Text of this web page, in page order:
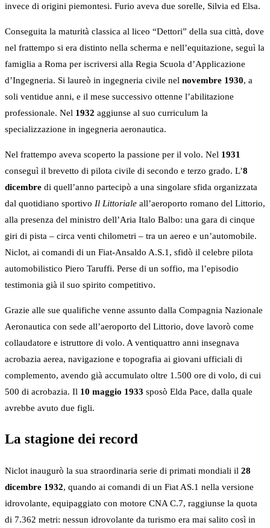
invece di origini piemontesi. Furio aveva due sorelle, Silvia ed Elsa.
Conseguita la maturità classica al liceo “Dettori” della sua città, dove
nel frattempo si era distinto nella scherma e nell’equitazione, seguì la
famiglia a Roma per iscriversi alla Regia Scuola d’Applicazione
d’Ingegneria. Si laureò in ingegneria civile nel novembre 1930, a
soli ventidue anni, e il mese successivo ottenne l’abilitazione
professionale. Nel 1932 aggiunse al suo curriculum la
specializzazione in ingegneria aeronautica.
Nel frattempo aveva scoperto la passione per il volo. Nel 1931
conseguì il brevetto di pilota civile di secondo e terzo grado. L’8
dicembre di quell’anno partecipò a una singolare sfida organizzata
dal quotidiano sportivo Il Littoriale all’aeroporto romano del Littorio,
alla presenza del ministro dell’Aria Italo Balbo: una gara di cinque
giri di pista – circa venti chilometri – tra un aereo e un’automobile.
Niclot, ai comandi di un Fiat-Ansaldo A.S.1, sfidò il celebre pilota
automobilistico Piero Taruffi. Perse di un soffio, ma l’episodio
testimonia già il suo spirito competitivo.
Grazie alle sue qualifiche venne assunto dalla Compagnia Nazionale
Aeronautica con sede all’aeroporto del Littorio, dove lavorò come
collaudatore e istruttore di volo. A ventiquattro anni insegnava
acrobazia aerea, navigazione e topografia ai giovani ufficiali di
complemento, avendo già accumulato oltre 1.500 ore di volo, di cui
500 di acrobazia. Il 10 maggio 1933 sposò Elda Pace, dalla quale
avrebbe avuto due figli.
La stagione dei record
Niclot inaugurò la sua straordinaria serie di primati mondiali il 28
dicembre 1932, quando ai comandi di un Fiat AS.1 nella versione
idrovolante, equipaggiato con motore CNA C.7, raggiunse la quota
di 7.362 metri: nessun idrovolante da turismo era mai salito così in